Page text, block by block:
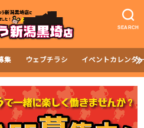
SEARCH
集 ウェブチラシ イベントカレンダ